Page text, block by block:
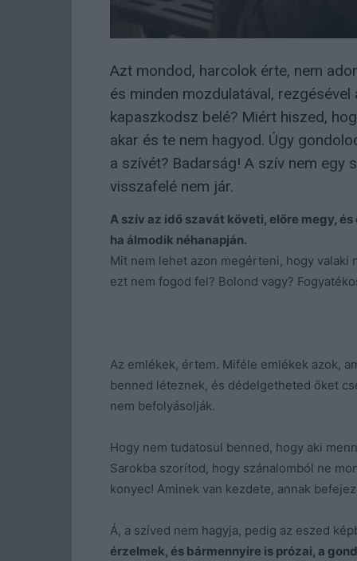
Azt mondod, harcolok érte, nem
és minden mozdulatával,
kapaszkodsz belé? Miért hiszed,
akar és te nem hagyod. Úgy
a szívét? Badarság! A szív nem egy
visszafelé nem jár.
A szív az idő szavát követi, előre megy,
ha álmodik néhanapján.
Mit nem lehet azon megérteni, hogy valaki
ezt nem fogod fel? Bolond vagy?
Az emlékek, értem. Miféle emlékek azok,
benned léteznek, és dédelgetheted őket
nem befolyásolják.
Hogy nem tudatosul benned, hogy aki
Sarokba szorítod, hogy szánalomból ne
konyec! Aminek van kezdete, annak
Á, a szíved nem hagyja, pedig az eszed
érzelmek, és bármennyire is prózai, a